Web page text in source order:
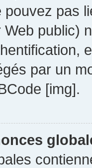
pouvez pas
Web public)
par un
[img].